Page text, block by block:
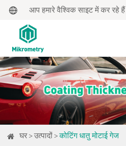
आप हमारे वैश्विक साइट में कर रहे हैं
घर उत्पादों कोटिंग धातु मोटाई गेज